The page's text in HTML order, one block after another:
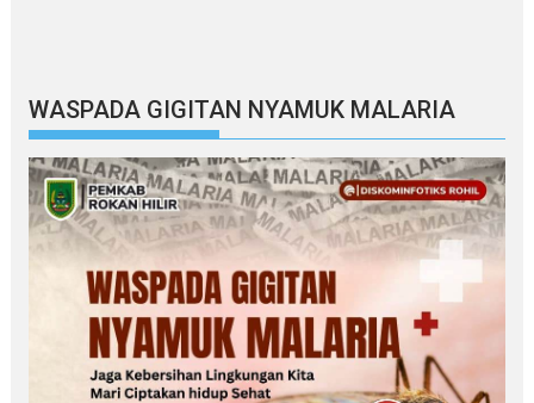
WASPADA GIGITAN NYAMUK MALARIA